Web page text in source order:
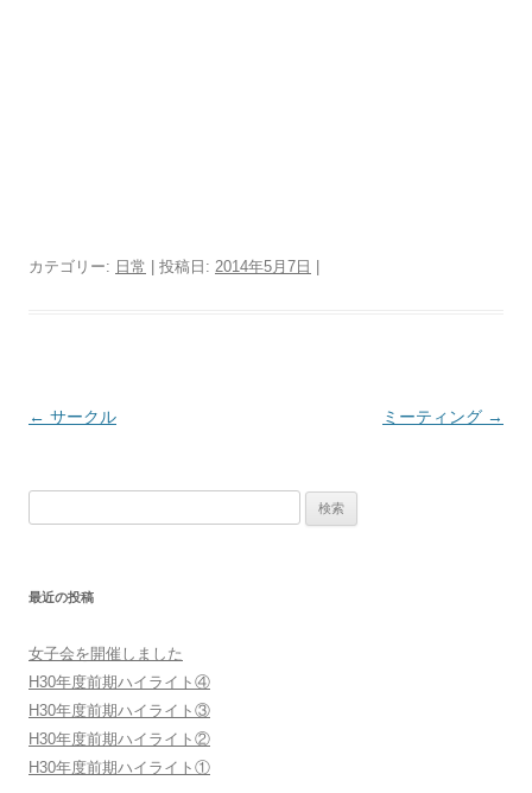
カテゴリー: 日常 | 投稿日: 2014年5月7日
投
ョ
ン
← サークル ミーティング →
最近の投稿
女子会を開催しました
H30年度前期ハイライト④
H30年度前期ハイライト③
H30年度前期ハイライト②
H30年度前期ハイライト①